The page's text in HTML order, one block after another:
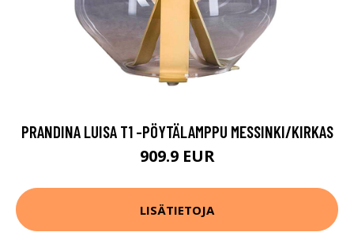
PRANDINA LUISA T1 -PÖYTÄLAMPPU MESSINKI/KIRKAS
909.9 EUR
LISÄTIETOJA